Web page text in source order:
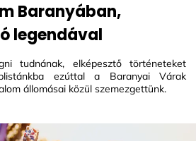
Baranyában,
legendával
tudnának, elképesztő történeteket
ezúttal a Baranyai Várak
állomásai közül szemezgettünk.